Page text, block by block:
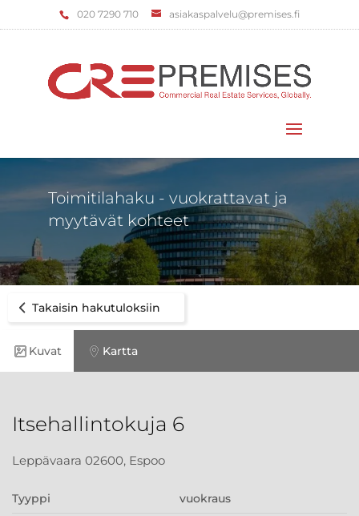
‌020 7290 710 asiakaspalvelu@premises.fi
Toimitilahaku - vuokrattavat ja
myytävät kohteet
Takaisin hakutuloksiin
Kuvat Kartta
Itsehallintokuja 6
Leppävaara 02600, Espoo
Tyyppi vuokraus